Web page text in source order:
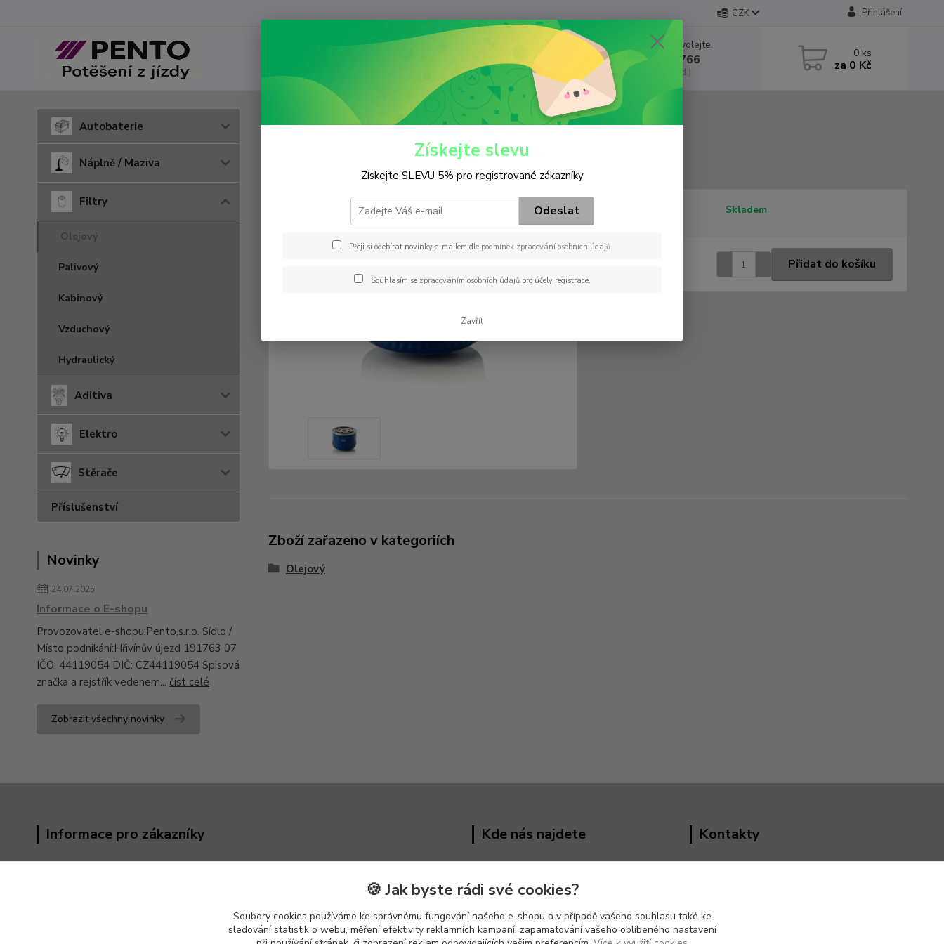
CZK Přihlášení
Nevíte si rady? Zavolejte.
+420 602 552 766
(Po-Pá, 6:30-15 hod.)
0 ks
za 0 Kč
Autobaterie
Náplně / Maziva
Filtry
Olejový
Palivový
Kabinový
Vzduchový
Hydraulický
Aditiva
Elektro
Stěrače
Příslušenství
Novinky
24.07.2025
Informace o E-shopu
Provozovatel e-shopu:Pento,s.r.o. Sídlo /
Místo podnikání:Hřivínův újezd 191763 07
IČO: 44119054 DIČ: CZ44119054 Spisová
značka a rejstřík vedenem... číst celé
Zobrazit všechny novinky
Olejový W 914/2
Skladem
Přidat do košíku
Zboží zařazeno v kategoriích
Olejový
Informace pro zákazníky Kde nás najdete Kontakty
info@pento-eshop.cz
Získejte slevu
Získejte SLEVU 5% pro registrované zákazníky
Odeslat
Přeji si odebírat novinky e-mailem dle podmínek zpracování osobních údajů.
Souhlasím se zpracováním osobních údajůpro účely registrace.
Zavřít
🍪 Jak byste rádi své cookies?
Soubory cookies používáme ke správnému fungování našeho e-shopu a v případě vašeho souhlasu také ke
sledování statistik o webu, měření efektivity reklamních kampaní, zapamatování vašeho oblíbeného nastavení